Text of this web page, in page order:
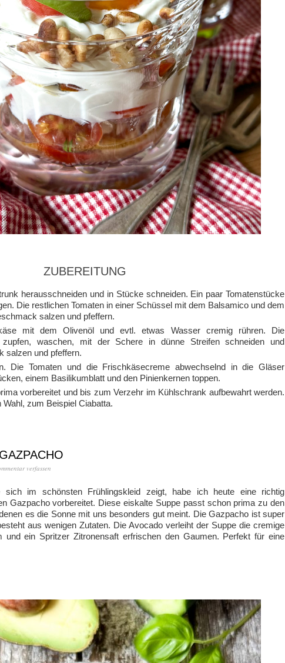
ZUBEREITUNG
herausschneiden und in Stücke schneiden. Ein paar Tomatenstücke
Die restlichen Tomaten in einer Schüssel mit dem Balsamico und dem
salzen und pfeffern.
mit dem Olivenöl und evtl. etwas Wasser cremig rühren. Die
zupfen, waschen, mit der Schere in dünne Streifen schneiden und
salzen und pfeffern.
Die Tomaten und die Frischkäsecreme abwechselnd in die Gläser
einem Basilikumblatt und den Pinienkernen toppen.
vorbereitet und bis zum Verzehr im Kühlschrank aufbewahrt werden.
zum Beispiel Ciabatta.
verfassen
im schönsten Frühlingskleid zeigt, habe ich heute eine richtig
Gazpacho vorbereitet. Diese eiskalte Suppe passt schon prima zu den
es die Sonne mit uns besonders gut meint. Die Gazpacho ist super
aus wenigen Zutaten. Die Avocado verleiht der Suppe die cremige
und ein Spritzer Zitronensaft erfrischen den Gaumen. Perfekt für eine